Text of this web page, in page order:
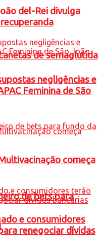
de semaglutida
de bets para
del-Rei divulga
negligências e
Feminina de São
começa
e consumidores
renegociar dívidas